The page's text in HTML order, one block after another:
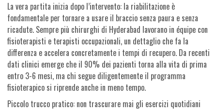
La vera partita inizia dopo l’intervento: la riabilitazione è
fondamentale per tornare a usare il braccio senza paura e senza
ricadute. Sempre più chirurghi di Hyderabad lavorano in équipe con
fisioterapisti e terapisti occupazionali, un dettaglio che fa la
differenza e accelera concretamente i tempi di recupero. Da recenti
dati clinici emerge che il 90% dei pazienti torna alla vita di prima
entro 3-6 mesi, ma chi segue diligentemente il programma
fisioterapico si riprende anche in meno tempo.
Piccolo trucco pratico: non trascurare mai gli esercizi quotidiani